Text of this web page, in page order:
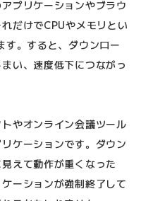
プリケーションやブラウ
だけでCPUやメモリとい
す。すると、ダウンロー
い、速度低下につながっ
やオンライン会議ツール
ケーションです。ダウン
えて動作が重くなった
ーションが強制終了して